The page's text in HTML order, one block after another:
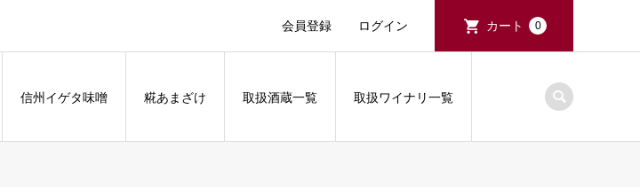
会員登録 ログイン カート 0
信州イゲタ味噌 糀あまざけ 取扱酒蔵一覧 取扱ワイナリ一覧